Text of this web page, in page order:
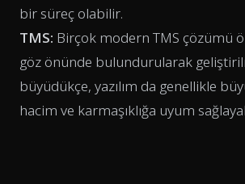
bir süreç olabilir.
TMS: Birçok modern TMS çözümü
göz önünde bulundurularak
büyüdükçe, yazılım da genellikle
hacim ve karmaşıklığa uyum